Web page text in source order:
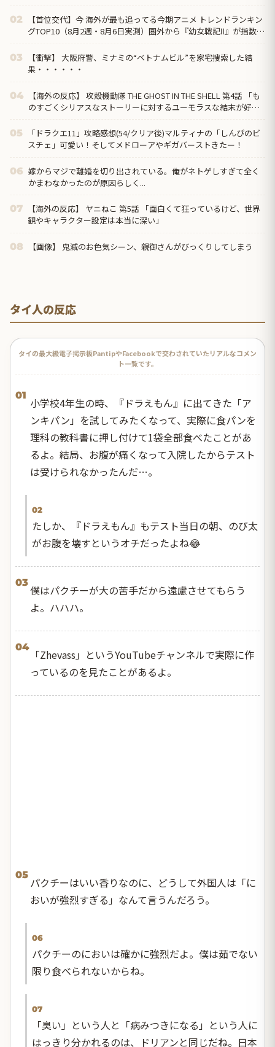
02
【首位交代】今 海外が最も追ってる今期アニメ トレンドランキン
グTOP10（8月2週・8月6日実測）圏外から『幼女戦記Ⅱ』が指数
03
【衝撃】 大阪府警、ミナミの“ベトナムビル”を家宅捜索した結
果・・・・・・
04
【海外の反応】 攻殻機動隊 THE GHOST IN THE SHELL 第4話 「も
のすごくシリアスなストーリーに対するユーモラスな結末が好
05
「ドラクエ11」攻略感想(54/クリア後)マルティナの「しんぴのビ
スチェ」可愛い！そしてメドローアやギガバーストきたー！
06 嫁からマジで離婚を切り出されている。俺がネトゲしすぎて全く
かまわなかったのが原因らしく...
07
【海外の反応】 ヤニねこ 第5話 「面白くて狂っているけど、世界
観やキャラクター設定は本当に深い」
08 【画像】 鬼滅のお色気シーン、親御さんがびっくりしてしまう
タイ人の反応
タイの最大級電子掲示板PantipやFacebookで交わされていたリアルなコメン
ト一覧です。
01
小学校4年生の時、『ドラえもん』に出てきた「ア
ンキパン」を試してみたくなって、実際に食パンを
理科の教科書に押し付けて1袋全部食べたことがあ
るよ。結局、お腹が痛くなって入院したからテスト
は受けられなかったんだ…。
02
たしか、『ドラえもん』もテスト当日の朝、のび太
がお腹を壊すというオチだったよね😂
03
僕はパクチーが大の苦手だから遠慮させてもらう
よ。ハハハ。
04
「Zhevass」というYouTubeチャンネルで実際に作
っているのを見たことがあるよ。
05
パクチーはいい香りなのに、どうして外国人は「に
おいが強烈すぎる」なんて言うんだろう。
06
パクチーのにおいは確かに強烈だよ。僕は茹でない
限り食べられないからね。
07
「臭い」という人と「病みつきになる」という人に
はっきり分かれるのは、ドリアンと同じだね。日本